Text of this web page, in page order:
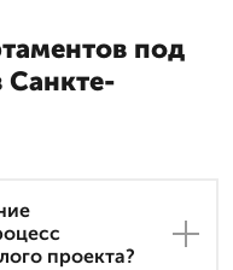
под
проекта?